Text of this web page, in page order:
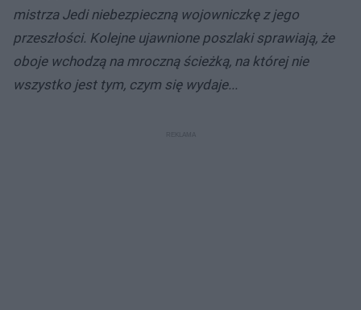
mistrza Jedi niebezpieczną wojowniczkę z jego
przeszłości. Kolejne ujawnione poszlaki sprawiają, że
oboje wchodzą na mroczną ścieżką, na której nie
wszystko jest tym, czym się wydaje...